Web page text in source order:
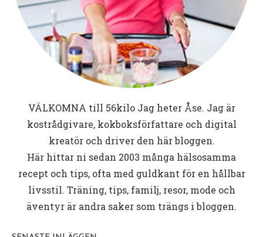
VÄLKOMNA till 56kiloJag heter Åse. Jag är
kostrådgivare, kokboksförfattare och digital
kreatör och driver den här bloggen.
Här hittar ni sedan 2003 många hälsosamma
recept och tips, ofta med guldkant för en hållbar
livsstil. Träning, tips, familj, resor, mode och
äventyr är andra saker som trängs i bloggen.